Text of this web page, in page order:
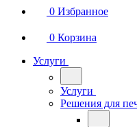
0 Избранное
0 Корзина
Услуги
Услуги
Решения для